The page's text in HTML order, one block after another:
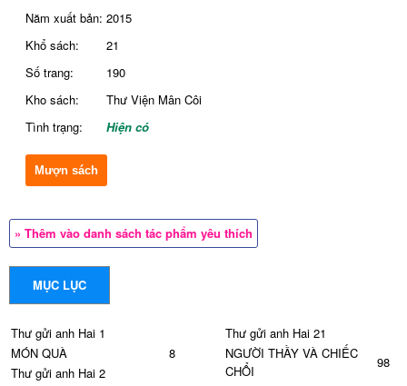
Năm xuất bản: 2015
Khổ sách:
21
Số trang:
190
Kho sách:
Thư Viện Mân Côi
Tình trạng:
Hiện có
Mượn sách
» Thêm vào danh sách tác phẩm yêu thích
MỤC LỤC
Thư gửi anh Hai 1
MÓN QUÀ
8
Thư gửi anh Hai 2
Thư gửi anh Hai 21
NGƯỜI THẦY VÀ CHIẾC
CHỔI
98